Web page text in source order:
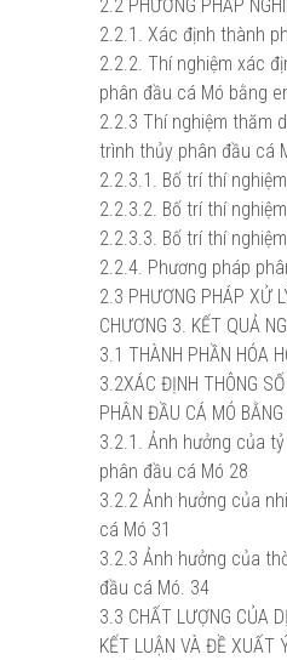
2.2 PHƯƠNG PHÁP
2.2.1. Xác định thành
2.2.2. Thí nghiệm xác
phân đầu cá Mó bằng
2.2.3 Thí nghiệm thăm
trình thủy phân đầu cá
2.2.3.1. Bố trí thí
2.2.3.2. Bố trí thí
2.2.3.3. Bố trí thí
2.2.4. Phương pháp
2.3 PHƯƠNG PHÁP XỬ
CHƯƠNG 3. KẾT QUẢ
3.1 THÀNH PHẦN HÓA
3.2XÁC ĐỊNH THÔNG
PHÂN ĐẦU CÁ MÓ
3.2.1. Ảnh hưởng của
phân đầu cá Mó 28
3.2.2 Ảnh hưởng của
cá Mó 31
3.2.3 Ảnh hưởng của
đầu cá Mó. 34
3.3 CHẤT LƯỢNG CỦA
KẾT LUẬN VÀ ĐỀ XUẤT